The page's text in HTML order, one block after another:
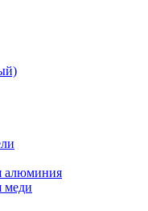
алюминия
меди